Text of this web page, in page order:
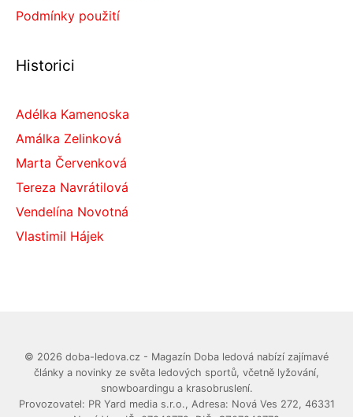
Podmínky použití
Historici
Adélka Kamenoska
Amálka Zelinková
Marta Červenková
Tereza Navrátilová
Vendelína Novotná
Vlastimil Hájek
© 2026 doba-ledova.cz - Magazín Doba ledová nabízí zajímavé
články a novinky ze světa ledových sportů, včetně lyžování,
snowboardingu a krasobruslení.
Provozovatel: PR Yard media s.r.o., Adresa: Nová Ves 272, 46331